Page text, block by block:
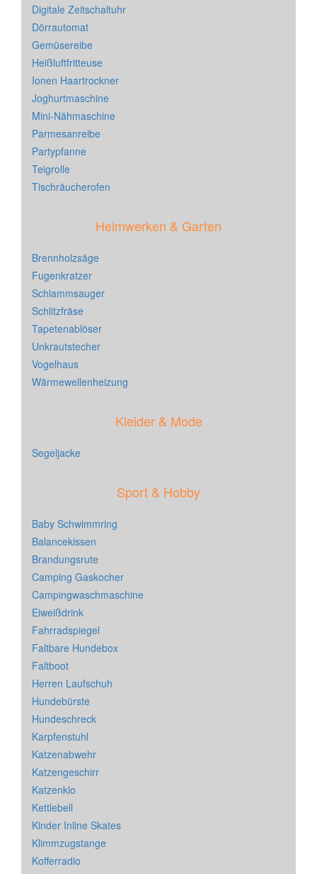
Digitale Zeitschaltuhr
Dörrautomat
Gemüsereibe
Heißluftfritteuse
Ionen Haartrockner
Joghurtmaschine
Mini-Nähmaschine
Parmesanreibe
Partypfanne
Teigrolle
Tischräucherofen
Heimwerken & Garten
Brennholzsäge
Fugenkratzer
Schlammsauger
Schlitzfräse
Tapetenablöser
Unkrautstecher
Vogelhaus
Wärmewellenheizung
Kleider & Mode
Segeljacke
Sport & Hobby
Baby Schwimmring
Balancekissen
Brandungsrute
Camping Gaskocher
Campingwaschmaschine
Eiweißdrink
Fahrradspiegel
Faltbare Hundebox
Faltboot
Herren Laufschuh
Hundebürste
Hundeschreck
Karpfenstuhl
Katzenabwehr
Katzengeschirr
Katzenklo
Kettlebell
Kinder Inline Skates
Klimmzugstange
Kofferradio